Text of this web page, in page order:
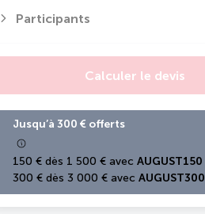
Participants
Calculer le devis
Jusqu’à 300 € offerts
150 € dès 1 500 € avec AUGUST150
300 € dès 3 000 € avec AUGUST300